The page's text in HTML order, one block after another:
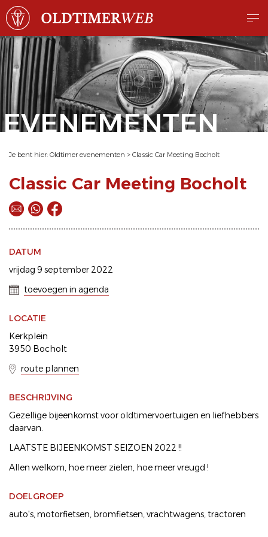
EVENEMENTEN
Je bent hier: Oldtimer evenementen > Classic Car Meeting Bocholt
Classic Car Meeting Bocholt
DATUM
vrijdag 9 september 2022
toevoegen in agenda
LOCATIE
Kerkplein
3950 Bocholt
route plannen
BESCHRIJVING
Gezellige bijeenkomst voor oldtimervoertuigen en liefhebbers
daarvan.
LAATSTE BIJEENKOMST SEIZOEN 2022 !!
Allen welkom, hoe meer zielen, hoe meer vreugd !
DOELGROEP
auto's motorfietsen bromfietsen vrachtwagens tractoren